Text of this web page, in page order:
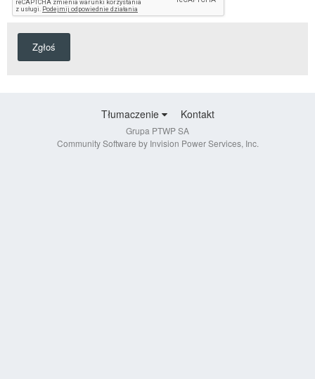
Zgłoś
Tłumaczenie Kontakt
Grupa PTWP SA
Community Software by Invision Power Services, Inc.